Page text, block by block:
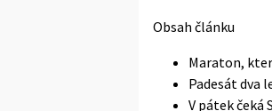
Obsah článku
Maraton,
Padesát dva
V pátek čeká